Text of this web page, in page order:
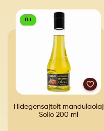
ÚJ
Hidegensajtolt mandulaolaj
Solio 200 ml